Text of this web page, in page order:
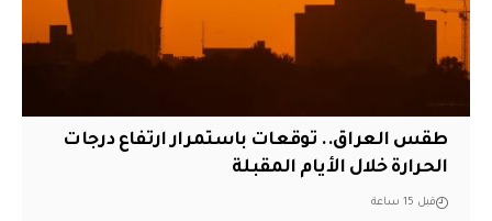
طقس العراق.. توقعات باستمرار ارتفاع درجات
الحرارة خلال الأيام المقبلة
قبل 15 ساعة